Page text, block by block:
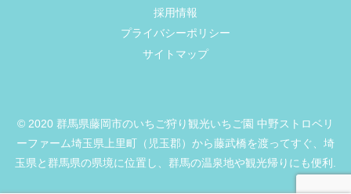
採用情報
プライバシーポリシー
サイトマップ
© 2020 群馬県藤岡市のいちご狩り観光いちご園 中野ストロベリ
ーファーム埼玉県上里町（児玉郡）から藤武橋を渡ってすぐ、埼
玉県と群馬県の県境に位置し、群馬の温泉地や観光帰りにも便利.